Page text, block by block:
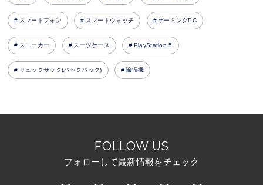
スマートフォン スマートウォッチ ゲーミングPC
スニーカー スーツケース PlayStation 5
リュックサック(バックパック) 除湿機
FOLLOW US
フォローして最新情報をチェック